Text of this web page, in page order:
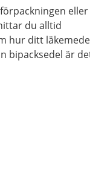
eller
du alltid
hur ditt
bipacksedel är